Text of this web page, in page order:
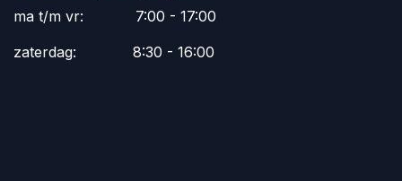
ma t/m vr:
​7:00 - 17:00
zaterdag:
​8:30 - 16:00